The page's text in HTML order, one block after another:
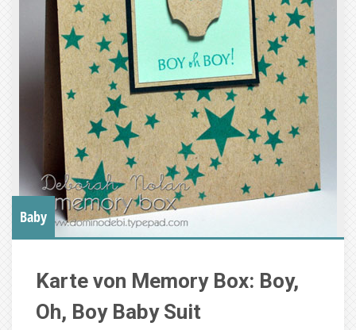
Baby
Karte von Memory Box: Boy,
Oh, Boy Baby Suit